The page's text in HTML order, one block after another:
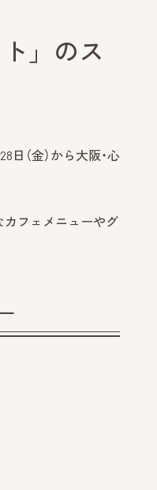
」のス
（金）から大阪・心
カフェメニューやグ